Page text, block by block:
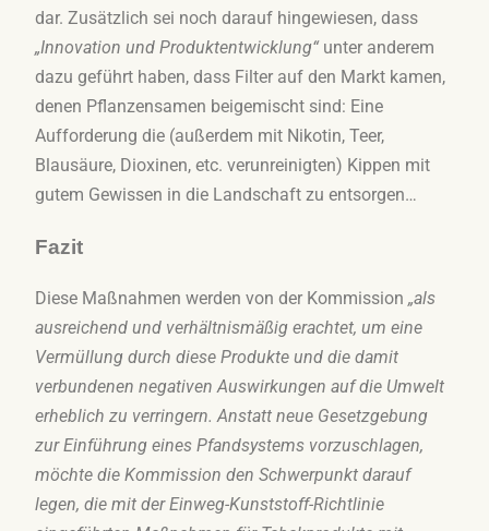
dar. Zusätzlich sei noch darauf hingewiesen, dass
„Innovation und Produktentwicklung“unter anderem
dazu geführt haben, dass Filter auf den Markt kamen,
denen Pflanzensamen beigemischt sind: Eine
Aufforderung die (außerdem mit Nikotin, Teer,
Blausäure, Dioxinen, etc. verunreinigten) Kippen mit
gutem Gewissen in die Landschaft zu entsorgen…
Fazit
Diese Maßnahmen werden von der Kommission „als
ausreichend und verhältnismäßig erachtet, um eine
Vermüllung durch diese Produkte und die damit
verbundenen negativen Auswirkungen auf die Umwelt
erheblich zu verringern. Anstatt neue Gesetzgebung
zur Einführung eines Pfandsystems vorzuschlagen,
möchte die Kommission den Schwerpunkt darauf
legen, die mit der Einweg-Kunststoff-Richtlinie